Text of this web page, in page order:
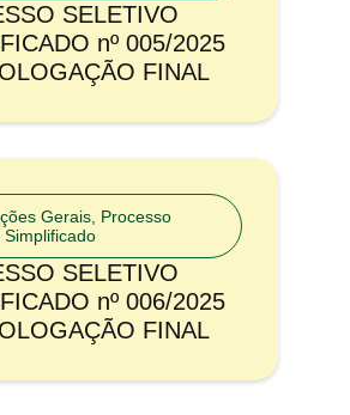
SELETIVO
nº 005/2025
FINAL
Gerais Processo
Simplificado
SELETIVO
nº 006/2025
FINAL